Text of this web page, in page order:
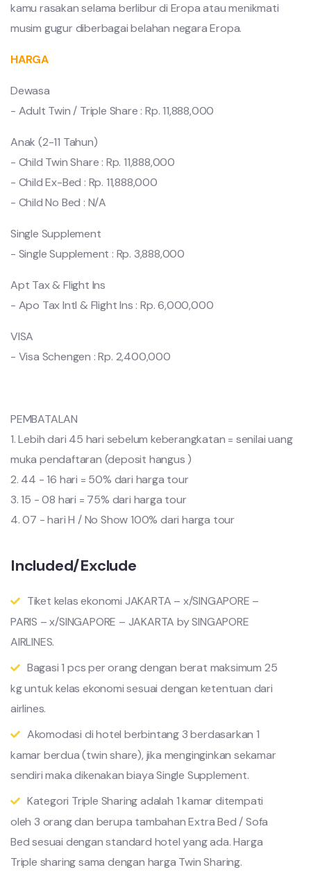
kamu rasakan selama berlibur di Eropa atau menikmati
musim gugur diberbagai belahan negara Eropa.
HARGA
Dewasa
- Adult Twin / Triple Share : Rp. 11,888,000
Anak (2-11 Tahun)
- Child Twin Share : Rp. 11,888,000
- Child Ex-Bed : Rp. 11,888,000
- Child No Bed : N/A
Single Supplement
- Single Supplement : Rp. 3,888,000
Apt Tax & Flight Ins
- Apo Tax Intl & Flight Ins : Rp. 6,000,000
VISA
- Visa Schengen : Rp. 2,400,000
PEMBATALAN
1. Lebih dari 45 hari sebelum keberangkatan = senilai uang
muka pendaftaran (deposit hangus )
2. 44 - 16 hari = 50% dari harga tour
3. 15 - 08 hari = 75% dari harga tour
4. 07 - hari H / No Show 100% dari harga tour
Included/Exclude
Tiket kelas ekonomi JAKARTA – x/SINGAPORE –
PARIS – x/SINGAPORE – JAKARTA by SINGAPORE
AIRLINES.
Bagasi 1 pcs per orang dengan berat maksimum 25
kg untuk kelas ekonomi sesuai dengan ketentuan dari
airlines.
Akomodasi di hotel berbintang 3 berdasarkan 1
kamar berdua (twin share), jika menginginkan sekamar
sendiri maka dikenakan biaya Single Supplement.
Kategori Triple Sharing adalah 1 kamar ditempati
oleh 3 orang dan berupa tambahan Extra Bed / Sofa
Bed sesuai dengan standard hotel yang ada. Harga
Triple sharing sama dengan harga Twin Sharing.